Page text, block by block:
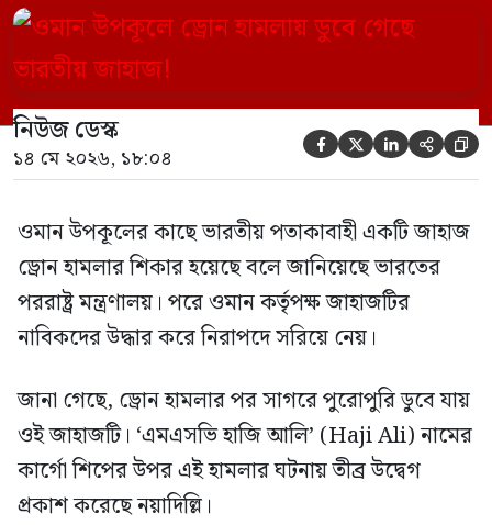
পর সাগরে পুরোপুরি ডুবে যায় ওই জাহাজটি।
‘এমএসভি হাজি আলি’ (Haji Ali) নামের
কার্গো শিপের উপর এই হামলার ঘটনায় তীব্র
উদ্বেগ প্রকাশ করেছে নয়াদিল্লি। প্রাথমিক […]
নিউজ ডেস্ক
১৪ মে ২০২৬, ১৮:০৪     
ওমান উপকূলের কাছে ভারতীয় পতাকাবাহী একটি জাহাজ
ড্রোন হামলার শিকার হয়েছে বলে জানিয়েছে ভারতের
পররাষ্ট্র মন্ত্রণালয়। পরে ওমান কর্তৃপক্ষ জাহাজটির
নাবিকদের উদ্ধার করে নিরাপদে সরিয়ে নেয়।
জানা গেছে, ড্রোন হামলার পর সাগরে পুরোপুরি ডুবে যায়
ওই জাহাজটি। ‘এমএসভি হাজি আলি’ (Haji Ali) নামের
কার্গো শিপের উপর এই হামলার ঘটনায় তীব্র উদ্বেগ
প্রকাশ করেছে নয়াদিল্লি।